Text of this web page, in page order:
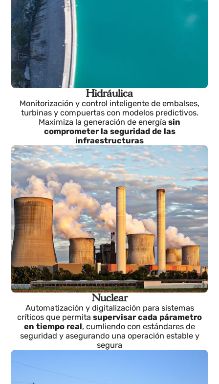
Hidráulica
Monitorización y control inteligente de embalses,
turbinas y compuertas con modelos predictivos.
Maximiza la generación de energíasin
comprometer la seguridad de las
infraestructuras